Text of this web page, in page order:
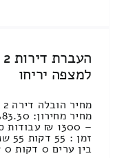
למצפה יריחו
בין ערים 0 דקות 0 שניות [...]